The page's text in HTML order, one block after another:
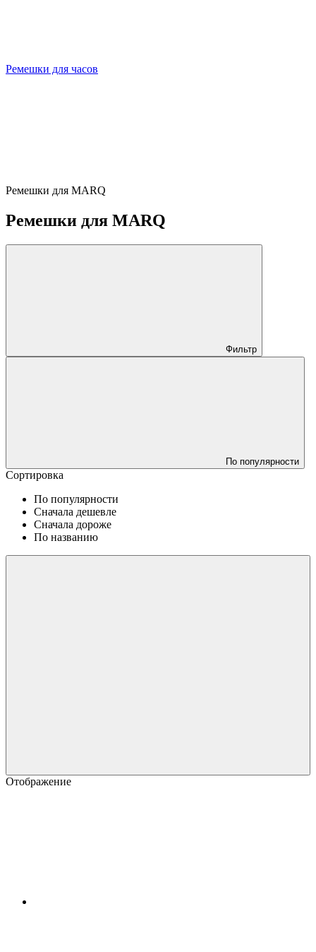
Ремешки для часов
Ремешки для MARQ
Ремешки для MARQ
Фильтр
По популярности
Сортировка
По популярности
Сначала дешевле
Сначала дороже
По названию
Отображение